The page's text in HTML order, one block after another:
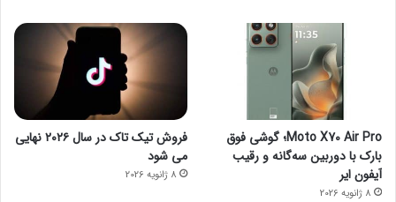
Moto X70 Air Pro؛ گوشی فوق
بارک با دوربین سه‌گانه و رقیب
آیفون ایر
8 ژانویه 2026
فروش تیک تاک در سال ۲۰۲۶ نهایی
می شود
8 ژانویه 2026